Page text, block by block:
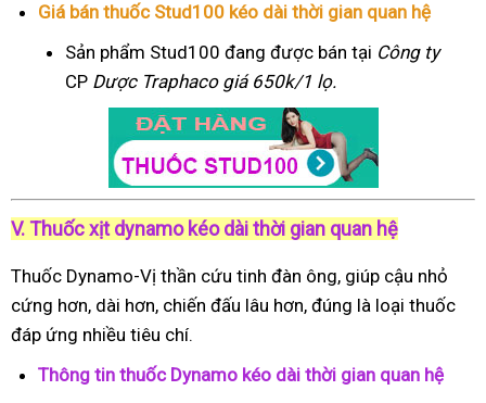
Giá bán thuốc Stud100 kéo dài thời gian quan hệ
Sản phẩm Stud100 đang được bán tại Công ty
CP Dược Traphacogiá 650k/1 lọ.
V. Thuốc xịt dynamo kéo dài thời gian quan hệ
Thuốc Dynamo-Vị thần cứu tinh đàn ông, giúp cậu nhỏ
cứng hơn, dài hơn, chiến đấu lâu hơn, đúng là loại thuốc
đáp ứng nhiều tiêu chí.
Thông tin thuốc Dynamo kéo dài thời gian quan hệ